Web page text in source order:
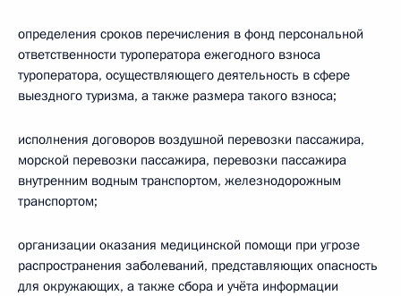
определения сроков перечисления в фонд персональной
ответственности туроператора ежегодного взноса
туроператора, осуществляющего деятельность в сфере
выездного туризма, а также размера такого взноса;
исполнения договоров воздушной перевозки пассажира,
морской перевозки пассажира, перевозки пассажира
внутренним водным транспортом, железнодорожным
транспортом;
организации оказания медицинской помощи при угрозе
распространения заболеваний, представляющих опасность
для окружающих, а также сбора и учёта информации